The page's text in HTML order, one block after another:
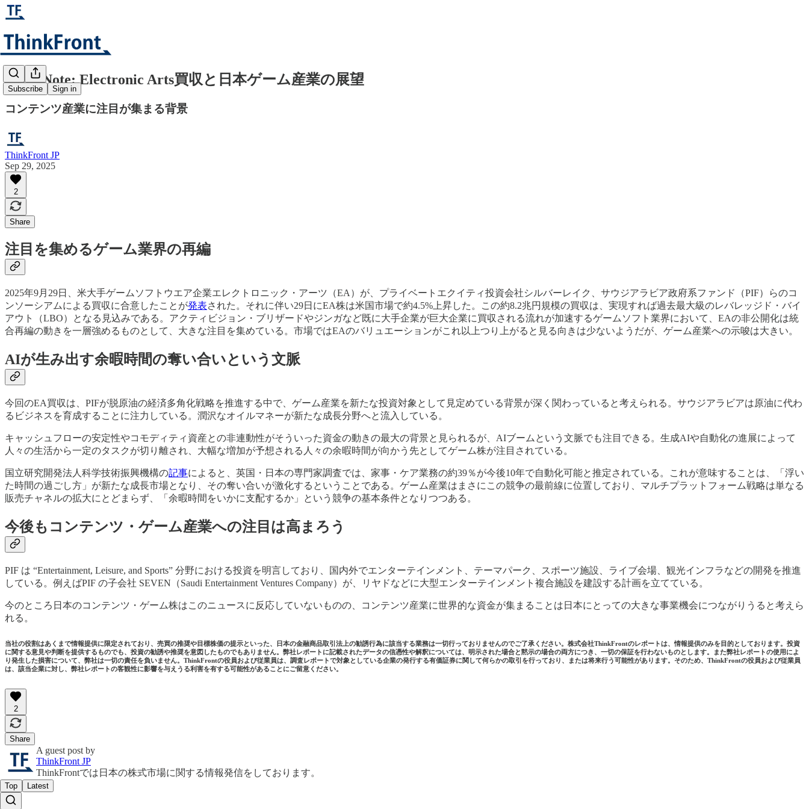
Subscribe Sign in
Flash Note: Electronic Arts買収と日本ゲーム産業の展望
コンテンツ産業に注目が集まる背景
ThinkFront JP
Sep 29, 2025
2
Share
注目を集めるゲーム業界の再編
2025年9月29日、米大手ゲームソフトウエア企業エレクトロニック・アーツ（EA）が、プライベートエクイティ投資会社シルバーレイク、サウジアラビア政府系ファンド（PIF）らのコ
ンソーシアムによる買収に合意したことが発表された。それに伴い29日にEA株は米国市場で約4.5%上昇した。この約8.2兆円規模の買収は、実現すれば過去最大級のレバレッジド・バイ
アウト（LBO）となる見込みである。アクティビジョン・ブリザードやジンガなど既に大手企業が巨大企業に買収される流れが加速するゲームソフト業界において、EAの非公開化は統
合再編の動きを一層強めるものとして、大きな注目を集めている。市場ではEAのバリュエーションがこれ以上つり上がると見る向きは少ないようだが、ゲーム産業への示唆は大きい。
AIが生み出す余暇時間の奪い合いという文脈
今回のEA買収は、PIFが脱原油の経済多角化戦略を推進する中で、ゲーム産業を新たな投資対象として見定めている背景が深く関わっていると考えられる。サウジアラビアは原油に代わ
るビジネスを育成することに注力している。潤沢なオイルマネーが新たな成長分野へと流入している。
キャッシュフローの安定性やコモディティ資産との非連動性がそういった資金の動きの最大の背景と見られるが、AIブームという文脈でも注目できる。生成AIや自動化の進展によって
人々の生活から一定のタスクが切り離され、大幅な増加が予想される人々の余暇時間が向かう先としてゲーム株が注目されている。
国立研究開発法人科学技術振興機構の記事によると、英国・日本の専門家調査では、家事・ケア業務の約39％が今後10年で自動化可能と推定されている。これが意味することは、「浮い
た時間の過ごし方」が新たな成長市場となり、その奪い合いが激化するということである。ゲーム産業はまさにこの競争の最前線に位置しており、マルチプラットフォーム戦略は単なる
販売チャネルの拡大にとどまらず、「余暇時間をいかに支配するか」という競争の基本条件となりつつある。
今後もコンテンツ・ゲーム産業への注目は高まろう
PIF は “Entertainment, Leisure, and Sports” 分野における投資を明言しており、国内外でエンターテインメント、テーマパーク、スポーツ施設、ライブ会場、観光インフラなどの開発を推進
している。例えばPIF の子会社 SEVEN（Saudi Entertainment Ventures Company）が、リヤドなどに大型エンターテインメント複合施設を建設する計画を立てている。
今のところ日本のコンテンツ・ゲーム株はこのニュースに反応していないものの、コンテンツ産業に世界的な資金が集まることは日本にとっての大きな事業機会につながりうると考えら
れる。
当社の役割はあくまで情報提供に限定されており、売買の推奨や目標株価の提示といった、日本の金融商品取引法上の勧誘行為に該当する業務は一切行っておりませんのでご了承ください。株式会社ThinkFrontのレポートは、情報提供のみを⽬的としております。投資
に関する意⾒や判断を提供するものでも、投資の勧誘や推奨を意図したものでもありません。弊社レポートに記載されたデータの信憑性や解釈については、明⽰された場合と黙⽰の場合の両⽅につき、⼀切の保証を⾏わないものとします。また弊社レポートの使⽤によ
り発⽣した損害について、弊社は⼀切の責任を負いません。ThinkFrontの役員および従業員は、調査レポートで対象としている企業の発⾏する有価証券に関して何らかの取引を⾏っており、または将来⾏う可能性があります。そのため、ThinkFrontの役員および従業員
は、該当企業に対し、弊社レポートの客観性に影響を与えうる利害を有する可能性があることにご留意ください。
2
Share
A guest post by
ThinkFront JP
ThinkFrontでは日本の株式市場に関する情報発信をしております。
Top Latest